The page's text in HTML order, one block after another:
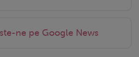
ne pe Google News